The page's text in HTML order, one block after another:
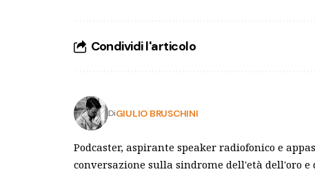
Condividi l'articolo
DiGIULIO BRUSCHINI
Podcaster, aspirante speaker radiofonico e
conversazione sulla sindrome dell'età dell'oro